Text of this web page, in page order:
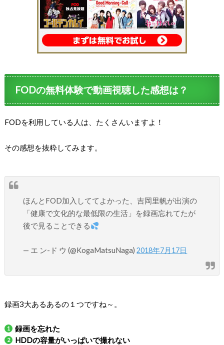
FODの無料体験で動画視聴した感想は？
FODを利用している人は、たくさんいますよ！
その感想を抜粋してみます。
ほんとFOD加入しててよかった、吉岡里帆が出演の
「健康で文化的な最低限の生活」を録画忘れてたが
後で見ることできる
— エ ン-ド ウ (@KogaMatsuNaga)2018年7月17日
録画3大あるあるの１つですね～。
録画を忘れた
HDDの容量がいっぱいで撮れない